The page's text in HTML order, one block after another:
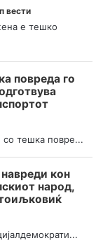
вести
е тешко
повреда го
со тешка повре...
кон
народ,